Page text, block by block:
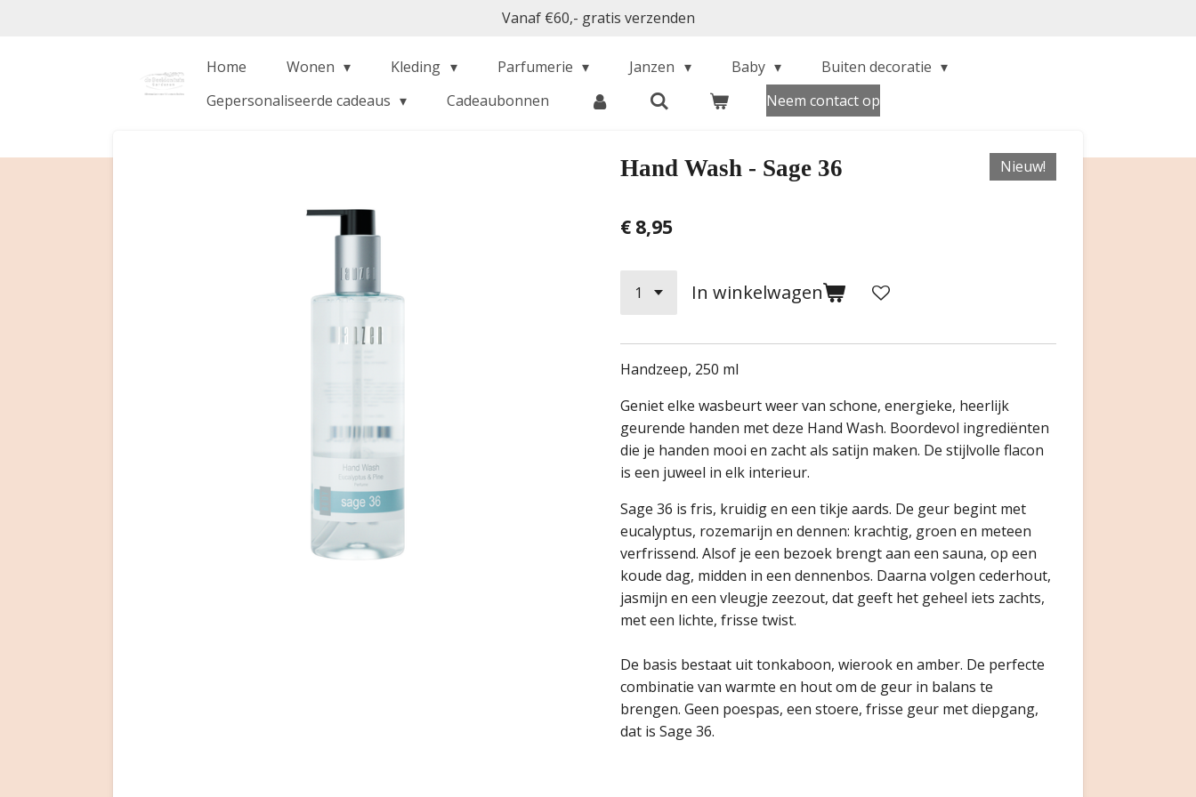
Vanaf €60,- gratis verzenden
Home Wonen Kleding Parfumerie Janzen Baby
Buiten decoratie
Gepersonaliseerde cadeaus
Cadeaubonnen Neem contact op
Hand Wash - Sage 36 Nieuw!
€ 8,95
In winkelwagen
Handzeep, 250 ml
Geniet elke wasbeurt weer van schone, energieke, heerlijk
geurende handen met deze Hand Wash. Boordevol ingrediënten
die je handen mooi en zacht als satijn maken. De stijlvolle flacon
is een juweel in elk interieur.
Sage 36 is fris, kruidig en een tikje aards. De geur begint met
eucalyptus, rozemarijn en dennen: krachtig, groen en meteen
verfrissend. Alsof je een bezoek brengt aan een sauna, op een
koude dag, midden in een dennenbos. Daarna volgen cederhout,
jasmijn en een vleugje zeezout, dat geeft het geheel iets zachts,
met een lichte, frisse twist.
De basis bestaat uit tonkaboon, wierook en amber. De perfecte
combinatie van warmte en hout om de geur in balans te
brengen. Geen poespas, een stoere, frisse geur met diepgang,
dat is Sage 36.